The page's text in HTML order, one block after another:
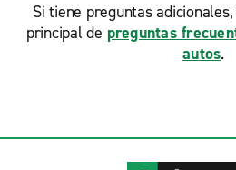
Si tiene preguntas
principal de preguntas
autos.